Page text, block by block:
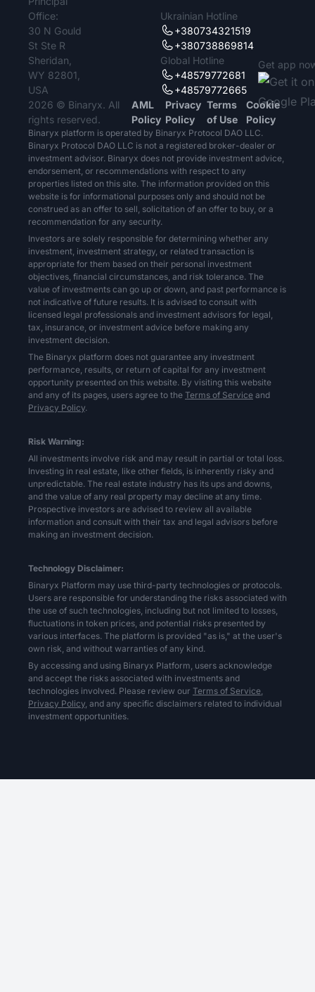
Office:
30 N Gould
St Ste R
Sheridan,
WY 82801,
USA
Ukrainian Hotline
+380734321519
+380738869814
Global Hotline
+48579772681
+48579772665
Get app
2026 © Binaryx. All
rights reserved.
AML
Policy
Privacy
Policy
Terms
of Use
Cookie
Policy
Binaryx platform is operated by Binaryx Protocol DAO LLC.
Binaryx Protocol DAO LLC is not a registered broker-dealer or
investment advisor. Binaryx does not provide investment advice,
endorsement, or recommendations with respect to any
properties listed on this site. The information provided on this
website is for informational purposes only and should not be
construed as an offer to sell, solicitation of an offer to buy, or a
recommendation for any security.
Investors are solely responsible for determining whether any
investment, investment strategy, or related transaction is
appropriate for them based on their personal investment
objectives, financial circumstances, and risk tolerance. The
value of investments can go up or down, and past performance is
not indicative of future results. It is advised to consult with
licensed legal professionals and investment advisors for legal,
tax, insurance, or investment advice before making any
investment decision.
The Binaryx platform does not guarantee any investment
performance, results, or return of capital for any investment
opportunity presented on this website. By visiting this website
and any of its pages, users agree to the Terms of Service and
Privacy Policy.
Risk Warning:
All investments involve risk and may result in partial or total loss.
Investing in real estate, like other fields, is inherently risky and
unpredictable. The real estate industry has its ups and downs,
and the value of any real property may decline at any time.
Prospective investors are advised to review all available
information and consult with their tax and legal advisors before
making an investment decision.
Technology Disclaimer:
Binaryx Platform may use third-party technologies or protocols.
Users are responsible for understanding the risks associated with
the use of such technologies, including but not limited to losses,
fluctuations in token prices, and potential risks presented by
various interfaces. The platform is provided "as is," at the user's
own risk, and without warranties of any kind.
By accessing and using Binaryx Platform, users acknowledge
and accept the risks associated with investments and
technologies involved. Please review our Terms of Service,
Privacy Policy, and any specific disclaimers related to individual
investment opportunities.